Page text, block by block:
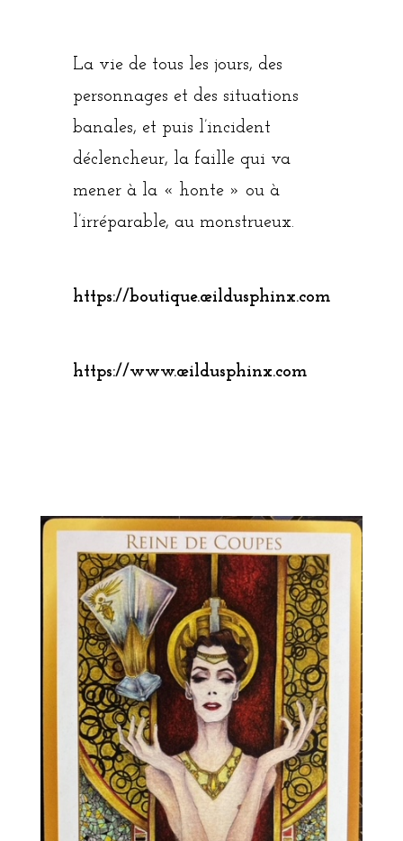
La vie de tous les jours, des
personnages et des situations
banales, et puis l’incident
déclencheur, la faille qui va
mener à la « honte » ou à
l’irréparable, au monstrueux.
https://boutique.œildusphinx.com
https://www.œildusphinx.com